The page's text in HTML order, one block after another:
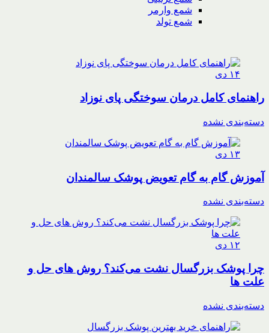
شمع وارمر
شمع تولد
۱۴ دی
راهنمای کامل درمان سوختگی پای نوزاد
دسته‌بندی نشده
۱۳ دی
آموزش گام به گام تعویض پوشک سالمندان
دسته‌بندی نشده
۱۲ دی
چرا پوشک بزرگسال نشت می‌کند؟ روش های حل و
علت ها
دسته‌بندی نشده